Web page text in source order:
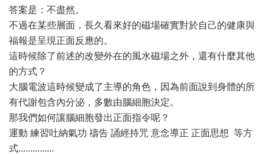
答案是：不盡然。
不過在某些層面，長久看來好的磁場確實對於自己的健康與
福報是呈現正面反應的。
這時候除了前述的改變外在的風水磁場之外，還有什麼其他
的方式？
大腦電波這時候變成了主導的角色，因為前面說到身體的所
有代謝包含內分泌，多數由腦細胞決定。
那我們如何讓腦細胞發出正面指令呢？
運動 練習吐納氣功 禱告 誦經持咒 意念導正 正面思想 等方
式...............